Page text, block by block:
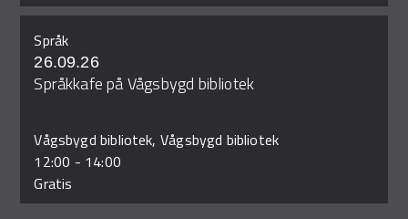
Språk
26.09.26
Språkkafe på Vågsbygd bibliotek
Vågsbygd bibliotek, Vågsbygd bibliotek
12:00 - 14:00
Gratis